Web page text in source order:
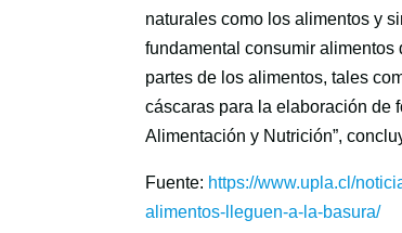
naturales como los alimentos y
fundamental consumir alimentos
partes de los alimentos, tales
cáscaras para la elaboración de
Alimentación y Nutrición”,
Fuente: https://www.upla.cl/
alimentos-lleguen-a-la-basura/